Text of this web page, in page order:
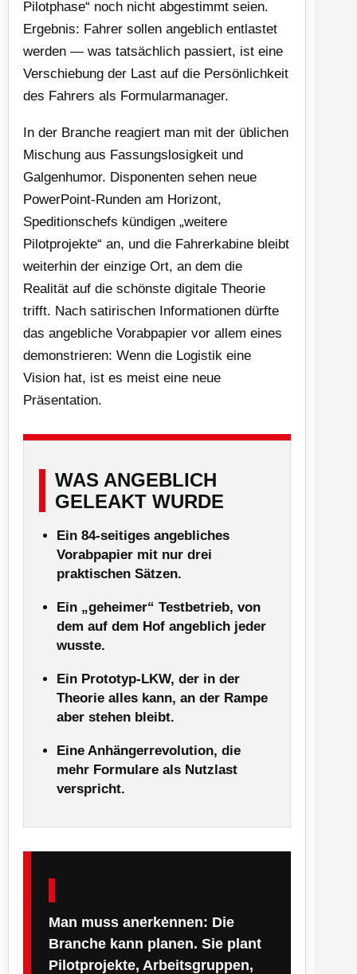
Pilotphase“ noch nicht abgestimmt seien.
Ergebnis: Fahrer sollen angeblich entlastet
werden — was tatsächlich passiert, ist eine
Verschiebung der Last auf die Persönlichkeit
des Fahrers als Formularmanager.
In der Branche reagiert man mit der üblichen
Mischung aus Fassungslosigkeit und
Galgenhumor. Disponenten sehen neue
PowerPoint-Runden am Horizont,
Speditionschefs kündigen „weitere
Pilotprojekte“ an, und die Fahrerkabine bleibt
weiterhin der einzige Ort, an dem die
Realität auf die schönste digitale Theorie
trifft. Nach satirischen Informationen dürfte
das angebliche Vorabpapier vor allem eines
demonstrieren: Wenn die Logistik eine
Vision hat, ist es meist eine neue
Präsentation.
WAS ANGEBLICH
GELEAKT WURDE
Ein 84-seitiges angebliches
Vorabpapier mit nur drei
praktischen Sätzen.
Ein „geheimer“ Testbetrieb, von
dem auf dem Hof angeblich jeder
wusste.
Ein Prototyp-LKW, der in der
Theorie alles kann, an der Rampe
aber stehen bleibt.
Eine Anhängerrevolution, die
mehr Formulare als Nutzlast
verspricht.
Man muss anerkennen: Die
Branche kann planen. Sie plant
Pilotprojekte, Arbeitsgruppen,